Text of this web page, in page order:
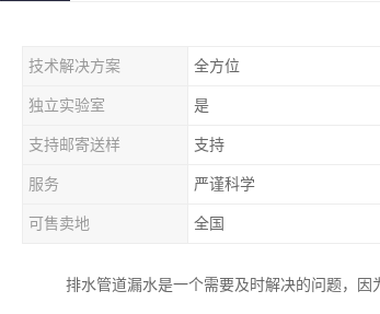
技术解决方案 全方位
独立实验室 是
支持邮寄送样 支持
服务 严谨科学
可售卖地 全国
排水管道漏水是一个需要及时解决的问题，因